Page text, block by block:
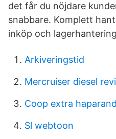
det får du nöjdare
snabbare. Komplett
inköp och
Arkiveringstid
Mercruiser diesel
Coop extra
Sl webtoon